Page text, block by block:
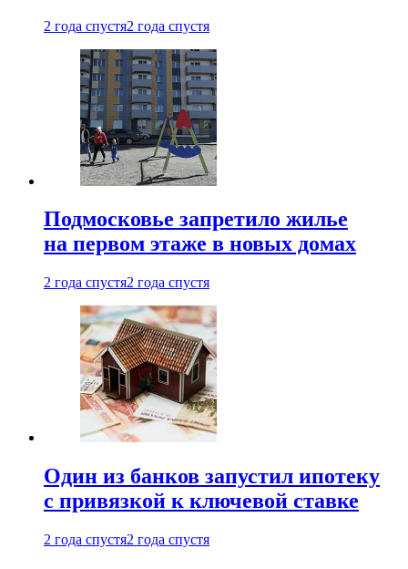
2 года спустя2 года спустя
Подмосковье запретило жилье
на первом этаже в новых домах
2 года спустя2 года спустя
Один из банков запустил ипотеку
с привязкой к ключевой ставке
2 года спустя2 года спустя